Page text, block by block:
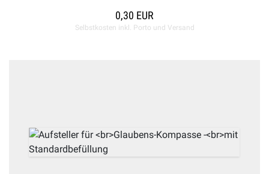
0,30 EUR
Selbstkosten inkl. Porto und Versand